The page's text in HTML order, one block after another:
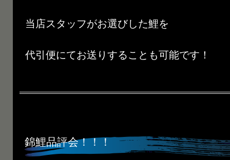
当店スタッフがお選びした鯉を
代引便にてお送りすることも可能です！
錦鯉品評会！！！